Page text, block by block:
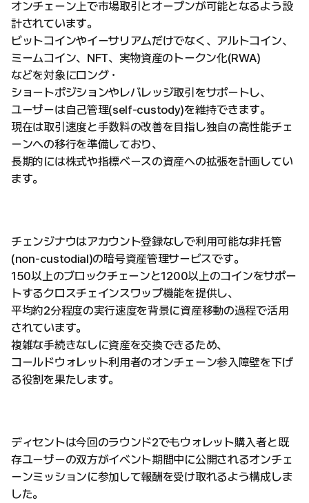
オンチェーン上で市場取引とオープンが可能となるよう設
計されています。
ビットコインやイーサリアムだけでなく、アルトコイン、
ミームコイン、NFT、実物資産のトークン化(RWA)
などを対象にロング・
ショートポジションやレバレッジ取引をサポートし、
ユーザーは自己管理(self-custody)を維持できます。
現在は取引速度と手数料の改善を目指し独自の高性能チェ
ーンへの移行を準備しており、
長期的には株式や指標ベースの資産への拡張を計画してい
ます。
チェンジナウはアカウント登録なしで利用可能な非托管
(non-custodial)の暗号資産管理サービスです。
150以上のブロックチェーンと1200以上のコインをサポー
トするクロスチェインスワップ機能を提供し、
平均約2分程度の実行速度を背景に資産移動の過程で活用
されています。
複雑な手続きなしに資産を交換できるため、
コールドウォレット利用者のオンチェーン参入障壁を下げ
る役割を果たします。
ディセントは今回のラウンド2でもウォレット購入者と既
存ユーザーの双方がイベント期間中に公開されるオンチェ
ーンミッションに参加して報酬を受け取れるよう構成しま
した。